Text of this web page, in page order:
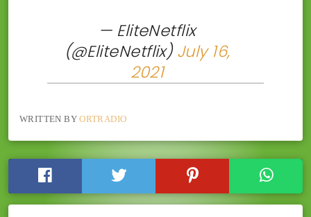
— EliteNetflix
(@EliteNetflix)July 16,
2021
WRITTEN BYORTRADIO